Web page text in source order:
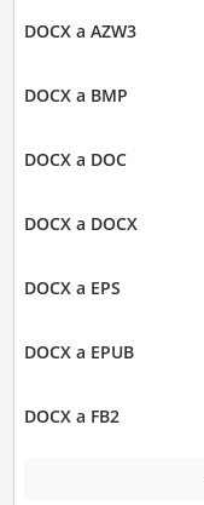
DOCX a AZW3
DOCX a BMP
DOCX a DOC
DOCX a DOCX
DOCX a EPS
DOCX a EPUB
DOCX a FB2